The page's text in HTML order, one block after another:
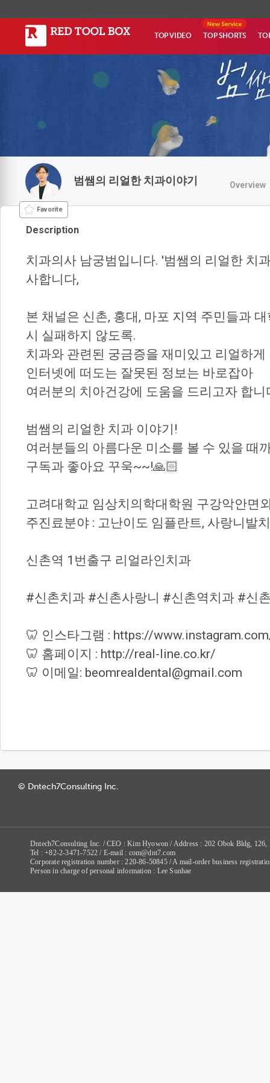
TOP VIDEO TOP SHORTS
범쌤의 리얼한 치과이야기 Overview
Favorite
Description
치과의사 남궁범입니다. '범쌤의 리얼한 치
사합니다,
본 채널은 신촌, 홍대, 마포 지역 주민들과
시 실패하지 않도록.
치과와 관련된 궁금증을 재미있고 리얼하게
인터넷에 떠도는 잘못된 정보는 바로잡아
여러분의 치아건강에 도움을 드리고자 합니
범쌤의 리얼한 치과 이야기!
여러분들의 아름다운 미소를 볼 수 있을 때
구독과 좋아요 꾸욱~~!🙏🏻
고려대학교 임상치의학대학원 구강악안면
주진료분야 : 고난이도 임플란트, 사랑니발치
신촌역 1번출구 리얼라인치과
#신촌치과 #신촌사랑니 #신촌역치과 #신
🦷 인스타그램 : https://
🦷 홈페이지 : http://real-line.co.kr/
🦷 이메일: beomrealdental@gmail.com
© Dntech7Consulting Inc.
Dntech7Consulting Inc. / CEO : Kim Hyowon / Address : 202 Obok Bldg, 126,
Tel : +82-2-3471-7522 / E-mail : com@dnt7.com
Corporate registration number : 220-86-50845 / A mail-order business
Person in charge of personal information : Lee Sunhae